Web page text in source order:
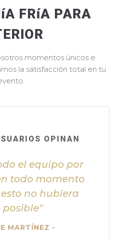
FRíA PARA
momentos únicos e
la satisfacción total en tu
OPINAN
el equipo por
todo momento
no hubiera
posible"
MARTÍNEZ -